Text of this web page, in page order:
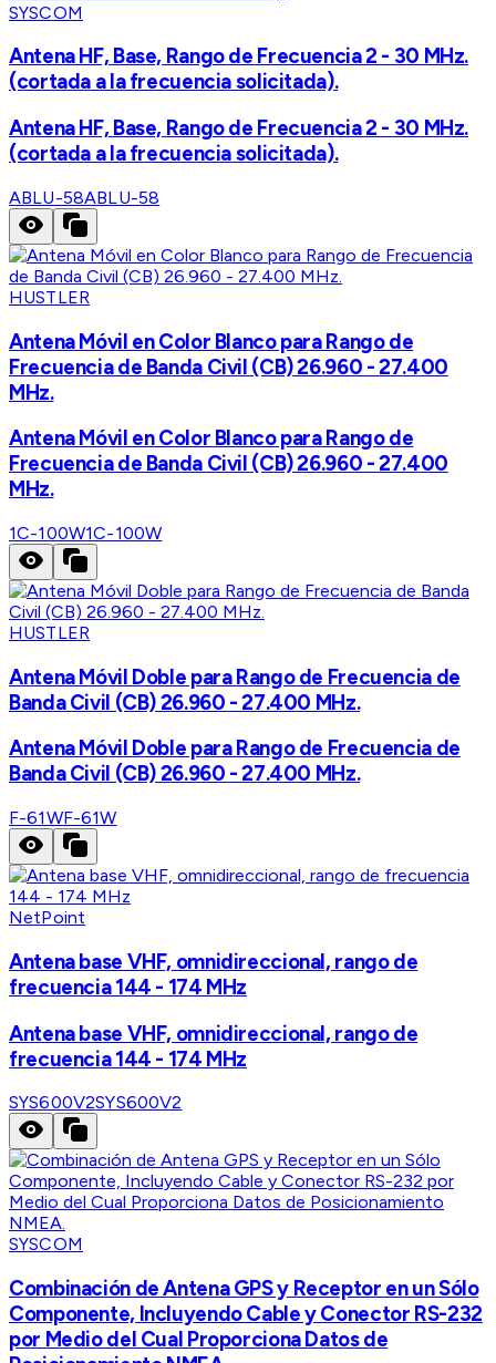
SYSCOM
Antena HF, Base, Rango de Frecuencia 2 - 30 MHz.
(cortada a la frecuencia solicitada).
Antena HF, Base, Rango de Frecuencia 2 - 30 MHz.
(cortada a la frecuencia solicitada).
ABLU-58ABLU-58
HUSTLER
Antena Móvil en Color Blanco para Rango de
Frecuencia de Banda Civil (CB) 26.960 - 27.400
MHz.
Antena Móvil en Color Blanco para Rango de
Frecuencia de Banda Civil (CB) 26.960 - 27.400
MHz.
1C-100W1C-100W
HUSTLER
Antena Móvil Doble para Rango de Frecuencia de
Banda Civil (CB) 26.960 - 27.400 MHz.
Antena Móvil Doble para Rango de Frecuencia de
Banda Civil (CB) 26.960 - 27.400 MHz.
F-61WF-61W
NetPoint
Antena base VHF, omnidireccional, rango de
frecuencia 144 - 174 MHz
Antena base VHF, omnidireccional, rango de
frecuencia 144 - 174 MHz
SYS600V2SYS600V2
SYSCOM
Combinación de Antena GPS y Receptor en un Sólo
Componente, Incluyendo Cable y Conector RS-232
por Medio del Cual Proporciona Datos de